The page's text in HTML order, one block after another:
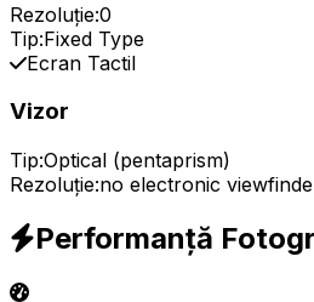
Rezoluție:0
Tip:Fixed Type
Ecran Tactil
Vizor
Tip:Optical (pentaprism)
Rezoluție:no electronic
Performanță